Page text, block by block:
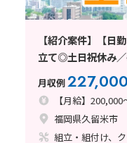
【紹介案件】【日
立て◎土日祝休み
月収例227,000
【月給】
福岡県久留米市
組立・組付け、